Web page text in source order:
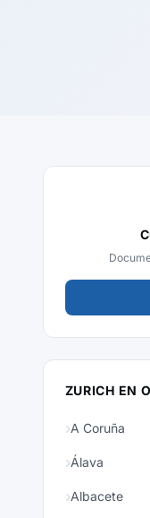
ZURICH EN
A Coruña
Álava
Albacete